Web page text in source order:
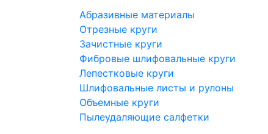
Абразивные материалы
Отрезные круги
Зачистные круги
Фибровые шлифовальные круги
Лепестковые круги
Шлифовальные листы и рулоны
Объемные круги
Пылеудаляющие салфетки